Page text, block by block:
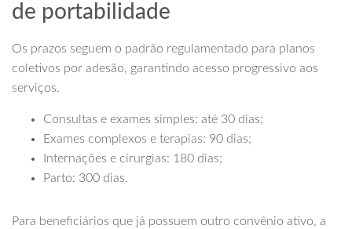
de portabilidade
Os prazos seguem o padrão regulamentado para planos
coletivos por adesão, garantindo acesso progressivo aos
serviços.
Consultas e exames simples: até 30 dias;
Exames complexos e terapias: 90 dias;
Internações e cirurgias: 180 dias;
Parto: 300 dias.
Para beneficiários que já possuem outro convênio ativo, a